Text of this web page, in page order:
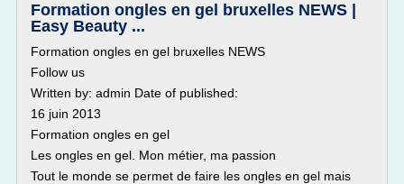
Formation ongles en gel bruxelles NEWS |
Easy Beauty ...
Formation ongles en gel bruxelles NEWS
Follow us
Written by: admin Date of published:
16 juin 2013
Formation ongles en gel
Les ongles en gel. Mon métier, ma passion
Tout le monde se permet de faire les ongles en gel mais